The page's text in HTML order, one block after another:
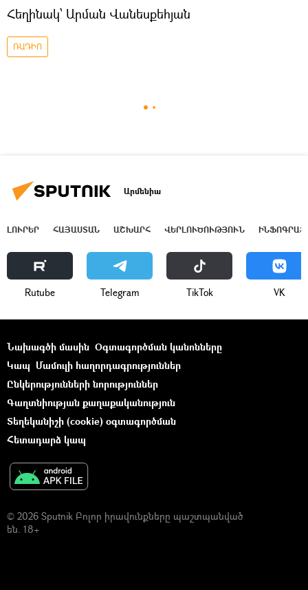
Հեղինակ՝ Արման Վանեսքեհյան
ՌԱԴԻՈ
Արմենիա
ԼՈՒՐԵՐ ՀԱՅԱՍՏԱՆ ԱՇԽԱՐՀ ՎԵՐԼՈՒԾՈՒԹՅՈՒՆ
Rutube Telegram ТikТоk VK
Նախագծի մասին Օգտագործման կանոնները
Կապ Մամուլի հաղորդագրություններ
Ընկերությունների նորություններ
Գաղտնիության քաղաքականություն
Տեղեկանիշի (cookie) օգտագործման
Հետադարձ կապ
© 2026 Sputnik Բոլոր իրավունքները պաշտպանված
են. 18+